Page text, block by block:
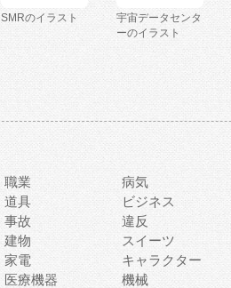
SMRのイラスト
宇宙データセンタ
ーのイラスト
職業 病気
道具 ビジネス
事故 違反
建物 スイーツ
家電 キャラクター
医療機器 機械